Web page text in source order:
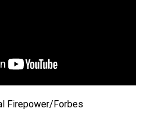
Firepower/Forbes